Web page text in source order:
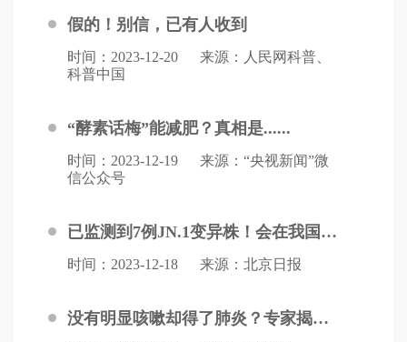
假的！别信，已有人收到
时间：2023-12-20
来源：人民网科普、
科普中国
“酵素话梅”能减肥？真相是......
时间：2023-12-19
来源：“央视新闻”微
信公众号
已监测到7例JN.1变异株！会在我国本土流行吗？国家疾控局回应
时间：2023-12-18 来源：北京日报
没有明显咳嗽却得了肺炎？专家揭秘“沉默肺炎”